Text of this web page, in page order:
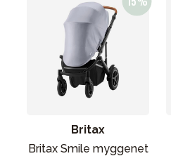
Britax
Britax Smile myggenet